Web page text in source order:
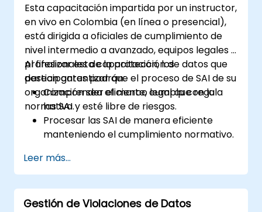
Esta capacitación impartida por un instructor,
en vivo en Colombia (en línea o presencial),
está dirigida a oficiales de cumplimiento de
nivel intermedio a avanzado, equipos legales y
profesionales de la protección de datos que
desean garantizar que el proceso de SAI de su
organización sea eficiente, cumpla con la
normativa y esté libre de riesgos.
Al finalizar esta capacitación, los
participantes podrán:
Comprender el marco legal que regula
las SAI.
Procesar las SAI de manera eficiente
manteniendo el cumplimiento normativo.
establecidas en las leyes de protección
de datos.
Manejar escenarios complejos de SAI,
incluidos los datos de terceros.
Leer más...
Gestión de Violaciones de Datos